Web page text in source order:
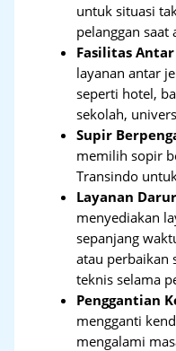
untuk situasi
pelanggan
Fasilitas
layanan antar
seperti hotel,
sekolah,
Supir
memilih sopir
Transindo
Layanan
menyediakan
sepanjang
atau perbaikan
teknis selama
Penggantian
mengganti
mengalami